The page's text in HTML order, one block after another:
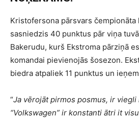
Kristofersona pārsvars
sasniedzis 40 punktus pār viņa
Bakerudu, kurš Ekstroma pārziņā
komandai pievienojās šosezon.
biedra atpaliek 11 punktus un
“Ja vērojāt pirmos posmus, ir viegli
“Volkswagen” ir konstanti ātri it